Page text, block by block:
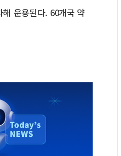
운용된다. 60개국 약